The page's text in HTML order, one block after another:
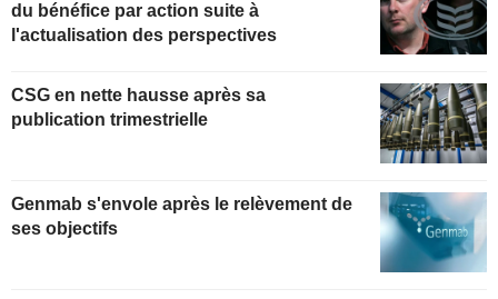
du bénéfice par action suite à
l'actualisation des perspectives
CSG en nette hausse après sa
publication trimestrielle
Genmab s'envole après le relèvement de
ses objectifs